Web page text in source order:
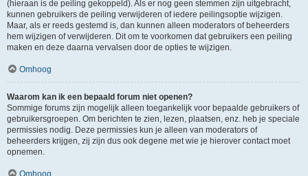
(hieraan is de peiling gekoppeld). Als er nog geen stemmen zijn uitgebracht,
kunnen gebruikers de peiling verwijderen of iedere peilingsoptie wijzigen.
Maar, als er reeds gestemd is, dan kunnen alleen moderators of beheerders
hem wijzigen of verwijderen. Dit om te voorkomen dat gebruikers een peiling
maken en deze daarna vervalsen door de opties te wijzigen.
Omhoog
Waarom kan ik een bepaald forum niet openen?
Sommige forums zijn mogelijk alleen toegankelijk voor bepaalde gebruikers of
gebruikersgroepen. Om berichten te zien, lezen, plaatsen, enz. heb je speciale
permissies nodig. Deze permissies kun je alleen van moderators of
beheerders krijgen, zij zijn dus ook degene met wie je hierover contact moet
opnemen.
Omhoog